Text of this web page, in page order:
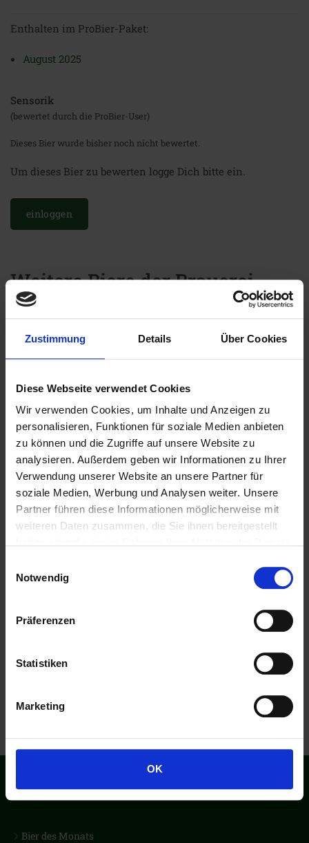
Zustimmung Details Über Cookies
Diese Webseite verwendet Cookies
Wir verwenden Cookies, um Inhalte und Anzeigen zu
personalisieren, Funktionen für soziale Medien anbieten
zu können und die Zugriffe auf unsere Website zu
analysieren. Außerdem geben wir Informationen zu Ihrer
Verwendung unserer Website an unsere Partner für
soziale Medien, Werbung und Analysen weiter. Unsere
Partner führen diese Informationen möglicherweise mit
weiteren Daten zusammen, die Sie ihnen bereitgestellt
Notwendig
Präferenzen
Statistiken
Marketing
OK
Enthalten im ProBier-Paket:
August 2025
Sensorik
(bewertet durch die ProBier-User)
Dieses Bier wurde bisher noch nicht bewertet.
Um dieses Bier zu bewerten logge Dich bitte ein.
einloggen
Weitere Biere der Brauerei
Weitere Biere des Bierstils
Deutsches Pils
Bier des Monats